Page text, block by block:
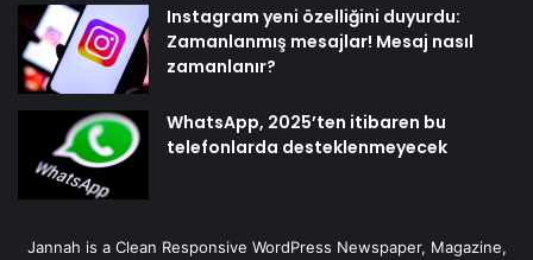
Instagram yeni özelliğini duyurdu:
Zamanlanmış mesajlar! Mesaj nasıl
zamanlanır?
WhatsApp, 2025’ten itibaren bu
telefonlarda desteklenmeyecek
Jannah is a Clean Responsive WordPress Newspaper, Magazine,